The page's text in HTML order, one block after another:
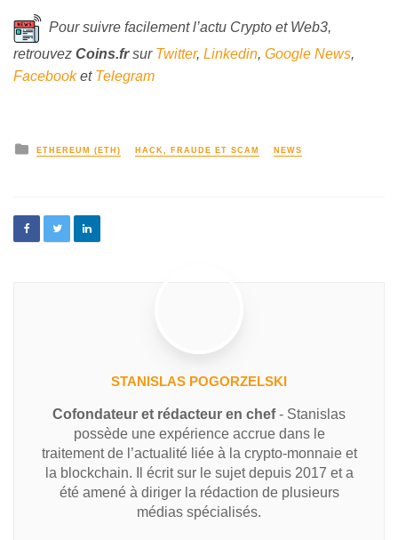
Pour suivre facilement l’actu Crypto et Web3,
retrouvez Coins.frsur Twitter, Linkedin, Google News,
Facebooket Telegram
ETHEREUM (ETH) HACK, FRAUDE ET SCAM NEWS
STANISLAS POGORZELSKI
Cofondateur et rédacteur en chef- Stanislas
possède une expérience accrue dans le
traitement de l’actualité liée à la crypto-monnaie et
la blockchain. Il écrit sur le sujet depuis 2017 et a
été amené à diriger la rédaction de plusieurs
médias spécialisés.